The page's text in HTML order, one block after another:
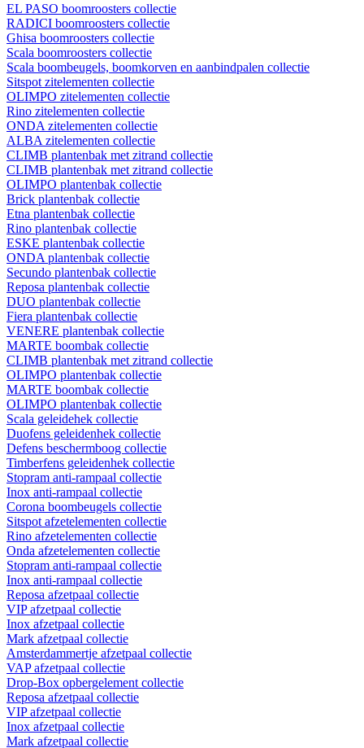
EL PASO boomroosters collectie
RADICI boomroosters collectie
Ghisa boomroosters collectie
Scala boomroosters collectie
Scala boombeugels, boomkorven en aanbindpalen collectie
Sitspot zitelementen collectie
OLIMPO zitelementen collectie
Rino zitelementen collectie
ONDA zitelementen collectie
ALBA zitelementen collectie
CLIMB plantenbak met zitrand collectie
CLIMB plantenbak met zitrand collectie
OLIMPO plantenbak collectie
Brick plantenbak collectie
Etna plantenbak collectie
Rino plantenbak collectie
ESKE plantenbak collectie
ONDA plantenbak collectie
Secundo plantenbak collectie
Reposa plantenbak collectie
DUO plantenbak collectie
Fiera plantenbak collectie
VENERE plantenbak collectie
MARTE boombak collectie
CLIMB plantenbak met zitrand collectie
OLIMPO plantenbak collectie
MARTE boombak collectie
OLIMPO plantenbak collectie
Scala geleidehek collectie
Duofens geleidenhek collectie
Defens beschermboog collectie
Timberfens geleidenhek collectie
Stopram anti-rampaal collectie
Inox anti-rampaal collectie
Corona boombeugels collectie
Sitspot afzetelementen collectie
Rino afzetelementen collectie
Onda afzetelementen collectie
Stopram anti-rampaal collectie
Inox anti-rampaal collectie
Reposa afzetpaal collectie
VIP afzetpaal collectie
Inox afzetpaal collectie
Mark afzetpaal collectie
Amsterdammertje afzetpaal collectie
VAP afzetpaal collectie
Drop-Box opbergelement collectie
Reposa afzetpaal collectie
VIP afzetpaal collectie
Inox afzetpaal collectie
Mark afzetpaal collectie